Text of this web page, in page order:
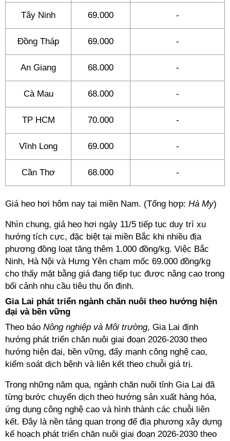
Tây Ninh 69.000 -
Đồng Tháp 69.000 -
An Giang 68.000 -
Cà Mau 68.000 -
TP HCM 70.000 -
Vĩnh Long 69.000 -
Cần Thơ 68.000 -
Giá heo hơi hôm nay tại miền Nam. (Tổng hợp: Hà My)
Nhìn chung, giá heo hơi ngày 11/5 tiếp tục duy trì xu
hướng tích cực, đặc biệt tại miền Bắc khi nhiều địa
phương đồng loạt tăng thêm 1.000 đồng/kg. Việc Bắc
Ninh, Hà Nội và Hưng Yên chạm mốc 69.000 đồng/kg
cho thấy mặt bằng giá đang tiếp tục được nâng cao trong
bối cảnh nhu cầu tiêu thụ ổn định.
Gia Lai phát triển ngành chăn nuôi theo hướng hiện
đại và bền vững
Theo báo Nông nghiệp và Môi trường, Gia Lai định
hướng phát triển chăn nuôi giai đoạn 2026-2030 theo
hướng hiện đại, bền vững, đẩy mạnh công nghệ cao,
kiểm soát dịch bệnh và liên kết theo chuỗi giá trị.
Trong những năm qua, ngành chăn nuôi tỉnh Gia Lai đã
từng bước chuyển dịch theo hướng sản xuất hàng hóa,
ứng dụng công nghệ cao và hình thành các chuỗi liên
kết. Đây là nền tảng quan trọng để địa phương xây dựng
kế hoạch phát triển chăn nuôi giai đoạn 2026-2030 theo